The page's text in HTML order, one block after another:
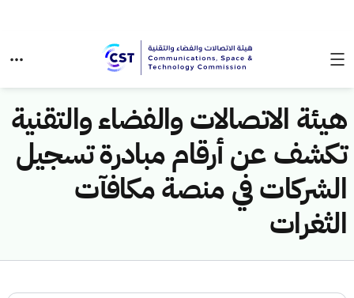
هيئة الاتصالات والفضاء والتقنية
تكشف عن أرقام مبادرة تسجيل
الشركات في منصة مكافآت
الثغرات